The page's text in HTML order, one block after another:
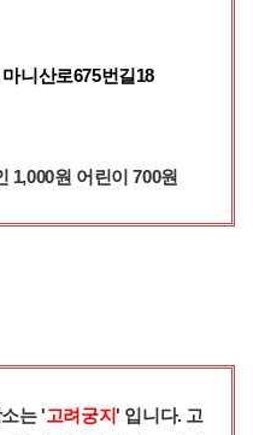
니산로675번길18
1,000원 어린이 700원
는 '고려궁지' 입니다. 고